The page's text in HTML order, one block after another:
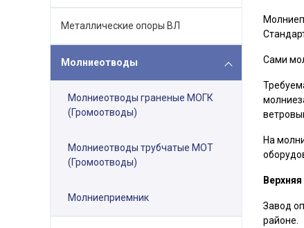
Металлические опоры ВЛ
Молниеотводы
Молниеотводы граненые МОГК
(Громоотводы)
Молниеотводы трубчатые МОТ
(Громоотводы)
Молниеприемник
Сами
На
Завод
районе.